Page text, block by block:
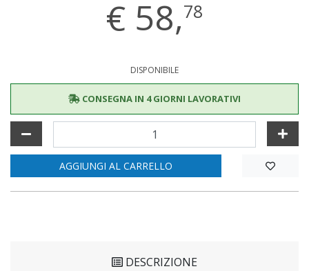
€ 58,78
DISPONIBILE
CONSEGNA IN 4 GIORNI LAVORATIVI
AGGIUNGI AL CARRELLO
DESCRIZIONE